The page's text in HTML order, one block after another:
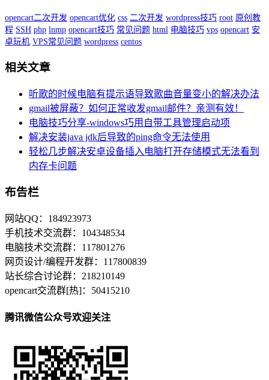
opencart二次开发 opencart优化 css 二次开发 wordpress技巧 root 原创教
程 SSH php lnmp opencart技巧 常见问题 html 电脑技巧 vps opencart 安
卓玩机 VPS常见问题 wordpress centos
相关文章
听歌的时候电脑有提示语导致歌曲音量变小的解决办法
gmail被屏蔽？如何正常收发gmail邮件？亲测有效！
电脑技巧分享-windows巧用自带工具管理启动项
解决安装java jdk后导致的ping命令无法使用
轻松几步解决安卓设备插入电脑打开存储模式无法看到
内存卡问题
布告栏
网站QQ：184923973
手机技术交流群：104348534
电脑技术交流群：117801276
网页设计/编程开发群：117800839
站长综合讨论群：218210149
opencart交流群[热]：50415210
腾讯微信公众号欢迎关注